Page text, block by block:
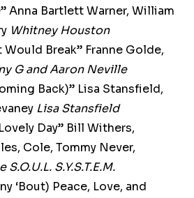
Anna Bartlett Warner, William
Whitney Houston
Would Break” Franne Golde,
G and Aaron Neville
Back)” Lisa Stansfield,
Lisa Stansfield
Day” Bill Withers,
Cole, Tommy Never,
S.O.U.L. S.Y.S.T.E.M.
‘Bout) Peace, Love, and